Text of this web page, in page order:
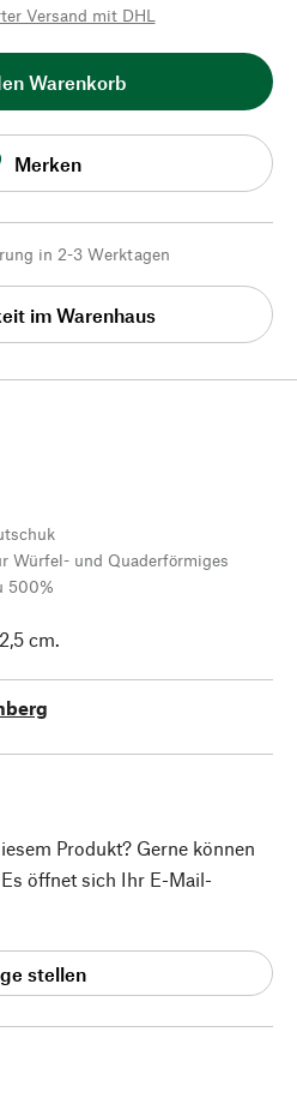
Versand mit DHL
Warenkorb
Merken
in 2-3 Werktagen
im Warenhaus
Würfel- und Quaderförmiges
500%
cm.
Produkt? Gerne können
öffnet sich Ihr E-Mail-
stellen